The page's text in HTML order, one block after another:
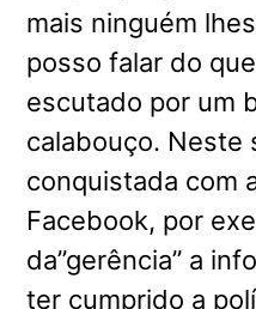
mais ninguém
posso falar do
escutado por um
calabouço. Neste
conquistada com
Facebook, por
da”gerência” a
ter cumprido a